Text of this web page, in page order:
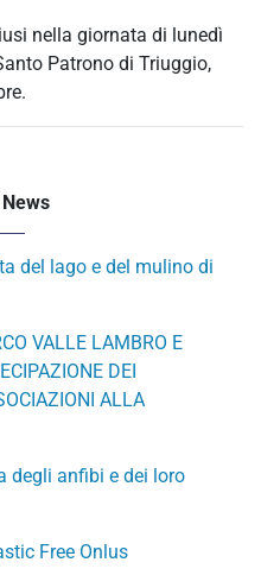
nella giornata di lunedì
Patrono di Triuggio,
del lago e del mulino di
VALLE LAMBRO E
DEI
ALLA
degli anfibi e dei loro
Free Onlus